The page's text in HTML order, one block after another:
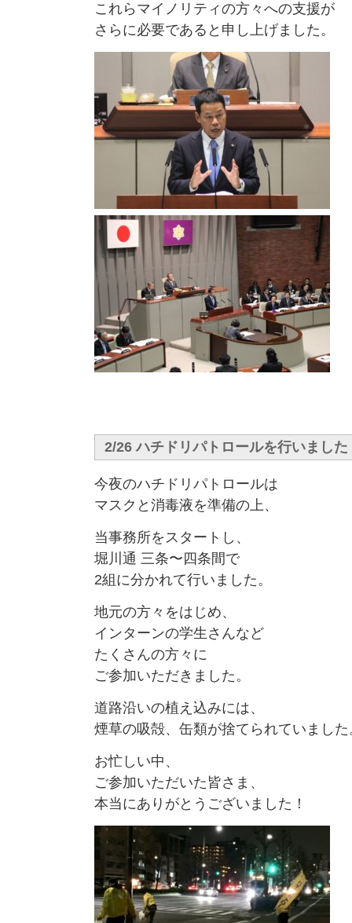
これらマイノリティの方々への支援が
さらに必要であると申し上げました。
2/26 ハチドリパトロールを行いました
今夜のハチドリパトロールは
マスクと消毒液を準備の上、
当事務所をスタートし、
堀川通 三条〜四条間で
2組に分かれて行いました。
地元の方々をはじめ、
インターンの学生さんなど
たくさんの方々に
ご参加いただきました。
道路沿いの植え込みには、
煙草の吸殻、缶類が捨てられていました
お忙しい中、
ご参加いただいた皆さま、
本当にありがとうございました！